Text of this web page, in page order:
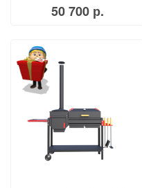
решеткой из чугуна
50 700 р.